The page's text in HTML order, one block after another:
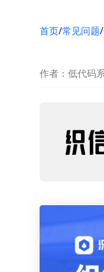
首页/常见问题/
作者：低代码